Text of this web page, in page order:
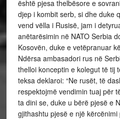
është pjesa thelbësore e
djep i kombit serb, si dhe duke
vend vëlla i Rusisë, jam i
anëtarësimin në NATO Serbia
Kosovën, duke e vetëpranuar
Ndërsa ambasadori rus në
thelloi konceptin e kolegut të tij
teksa deklaroi: “Ne rusët, të
respektojmë vendimin tuaj për
ta dini se, duke u bërë pjesë e
gjithashtu pjesë e një